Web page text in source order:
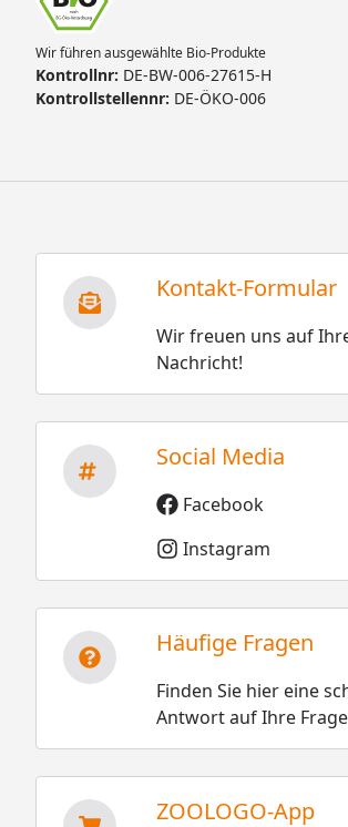
Wir führen ausgewählte Bio-Produkte
Kontrollnr: DE-BW-006-27615-H
Kontrollstellennr: DE-ÖKO-006
Kontakt-Formular
Wir freuen uns auf
Nachricht!
Social Media
Facebook
Instagram
Häufige Fragen
Finden Sie hier eine
Antwort auf Ihre
ZOOLOGO-App